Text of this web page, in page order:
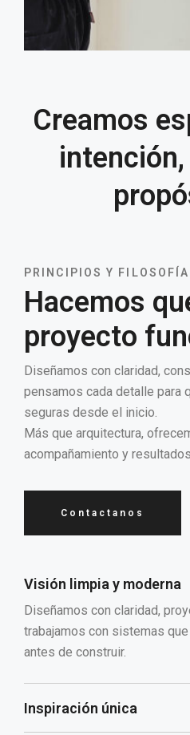
Creamos
PRINCIPIOS Y FILOSOFÍA
Hacemos
proyecto
Diseñamos con claridad,
pensamos cada detalle para
seguras desde el inicio.
Más que arquitectura,
acompañamiento y
Contactanos
Visión limpia y moderna
Diseñamos con claridad,
trabajamos con sistemas
antes de construir.
Inspiración única